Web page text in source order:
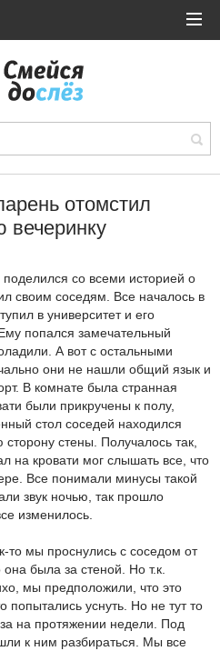
отомстил
вечеринку
поделился со всеми историей о
своим соседям. Все началось в
в университет и его
попался замечательный
А вот с остальными
они не нашли общий язык и
В комнате была странная
были прикручены к полу,
стол соседей находился
стены. Получалось так,
на кровати мог слышать все, что
Все понимали минусы такой
звук ночью, так прошло
изменилось.
то мы проснулись с соседом от
была за стеной. Но т.к.
мы предположили, что это
попытались уснуть. Но не тут то
на протяжении недели. Под
к ним разбираться. Мы все